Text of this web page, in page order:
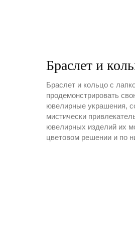
Браслет и
Браслет и кольцо с
продемонстрировать
ювелирные украшения,
мистически
ювелирных изделий их
цветовом решении и по